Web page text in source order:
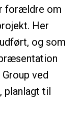
forældre om
Her
og som
ved
planlagt til